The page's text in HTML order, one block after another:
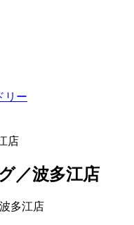
リー
店
／波多江店